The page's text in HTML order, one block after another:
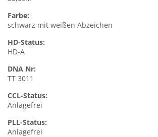
Farbe:
schwarz mit weißen Abzeichen
HD-Status:
HD-A
DNA Nr:
TT 3011
CCL-Status:
Anlagefrei
PLL-Status:
Anlagefrei